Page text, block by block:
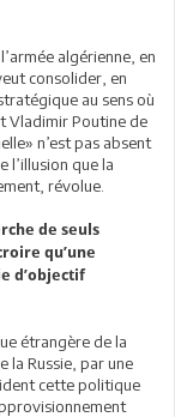
algérienne, en
consolider, en
au sens où
Vladimir Poutine de
n’est pas absent
l’illusion que la
révolue.
de seuls
qu’une
d’objectif
étrangère de la
la Russie, par une
cette politique